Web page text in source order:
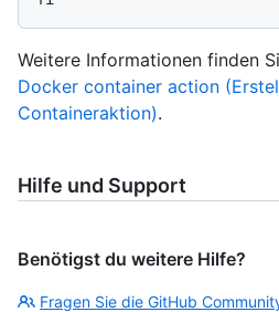
Weitere Informationen finden
Docker container action
Containeraktion).
Hilfe und Support
Benötigst du weitere Hilfe?
Fragen Sie die GitHub